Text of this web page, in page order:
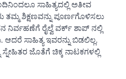
ಸಾಹಿತ್ಯದಲ್ಲಿ ಅತೀವ
ತಮ್ಮ ಶಿಕ್ಷಣವನ್ನು ಪೂರ್ಣಗೊಳಿಸಲು
ನಿರ್ವಹಣೆಗೆ ರೈಲ್ವೆ ವರ್ಕ್ ಶಾಪ್ ನಲ್ಲಿ
ಆದರೆ ಸಾಹಿತ್ಯ ಇವರನ್ನು ಬಿಡಲಿಲ್ಲ.
ಜೊತೆಗೆ ಚಿಕ್ಕ ನಾಟಕಗಳಲ್ಲಿ